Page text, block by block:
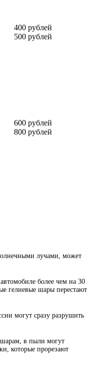
400 рублей
500 рублей
600 рублей
800 рублей
лучами, может
более чем на 30
гелиевые шары перестают
могут сразу разрушить
шарам, в пыли могут
которые прорезают